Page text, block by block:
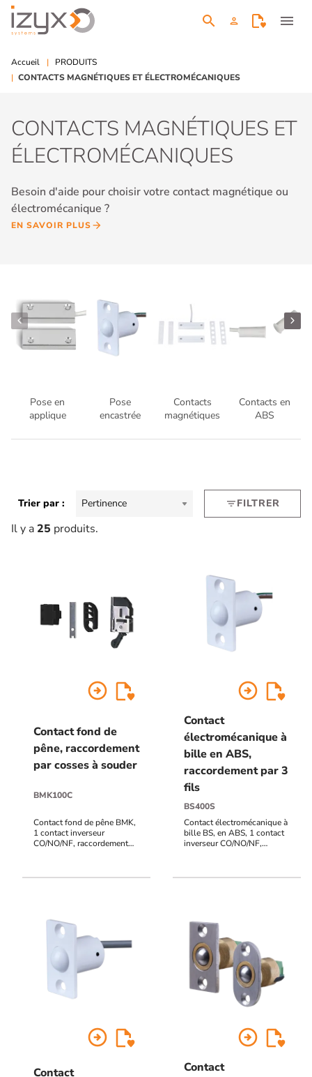
search person menu
Accueil
PRODUITS
CONTACTS MAGNÉTIQUES ET ÉLECTROMÉCANIQUES
CONTACTS MAGNÉTIQUES ET
ÉLECTROMÉCANIQUES
Besoin d'aide pour choisir votre contact magnétique ou
électromécanique ?
EN SAVOIR PLUSarrow_forward
Pose en
applique
Pose
encastrée
Contacts
magnétiques
Contacts en
ABS
Il y a 25 produits.
Trier par : Pertinence filter_listFILTRER
arrow_circle_right
Contact fond de
pêne, raccordement
par cosses à souder
BMK100C
Contact fond de pêne BMK,
1 contact inverseur
CO/NO/NF, raccordement
déclenchement réglable
arrow_circle_right
Contact
électromécanique à
bille en ABS,
raccordement par 3
fils
BS400S
Contact électromécanique à
bille BS, en ABS, 1 contact
inverseur CO/NO/NF,
coupure
arrow_circle_right
Contact
arrow_circle_right
Contact